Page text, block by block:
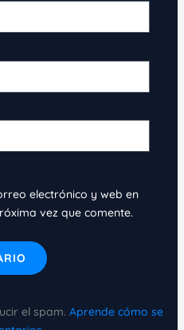
electrónico y web en
vez que comente.
el spam. Aprende cómo se